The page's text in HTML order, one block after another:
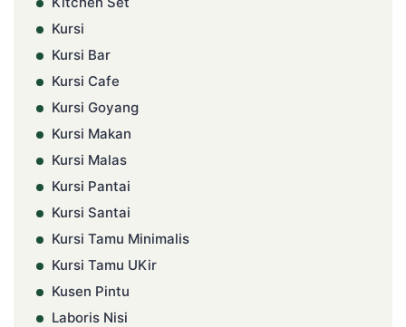
Kursi
Kursi Bar
Kursi Cafe
Kursi Goyang
Kursi Makan
Kursi Malas
Kursi Pantai
Kursi Santai
Kursi Tamu Minimalis
Kursi Tamu UKir
Kusen Pintu
Laboris Nisi